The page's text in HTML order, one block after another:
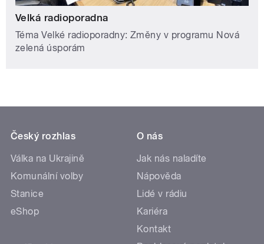
Velká radioporadna
Téma Velké radioporadny: Změny v programu Nová
zelená úsporám
Český rozhlas
Válka na Ukrajině
Komunální volby
Stanice
eShop
O nás
Jak nás naladíte
Nápověda
Lidé v rádiu
Kariéra
Kontakt